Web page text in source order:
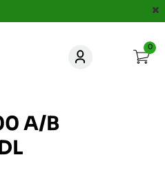
A/B
0